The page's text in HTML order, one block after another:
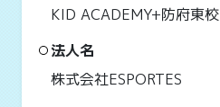
KID ACADEMY+防府東校
法人名
株式会社ESPORTES